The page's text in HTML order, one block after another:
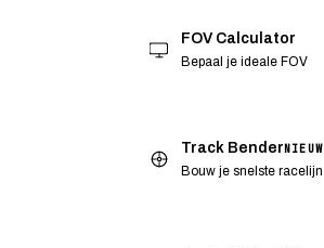
FOV Calculator
Bepaal je ideale FOV
Track BenderNIEUW
Bouw je snelste racelijn